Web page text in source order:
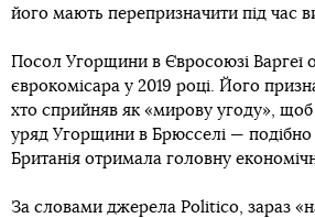
його мають перепризначити під час
Посол Угорщини в Євросоюзі Варгеї
єврокомісара у 2019 році. Його
хто сприйняв як «мирову угоду»,
уряд Угорщини в Брюсселі — подібно
Британія отримала головну
За словами джерела Politico, зараз